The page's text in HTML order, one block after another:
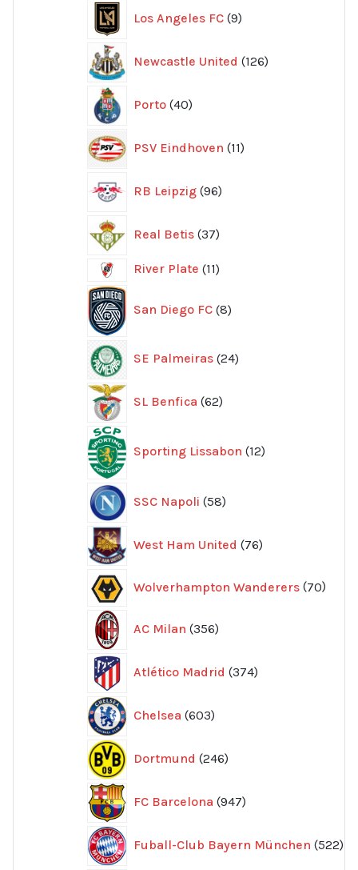
Los Angeles FC 9
produkter
Newcastle United 126
produkter
Porto 40
produkter
PSV Eindhoven 11
produkter
RB Leipzig 96
produkter
Real Betis 37
produkter
River Plate 1111
San Diego FC 8produkter
SE Palmeiras 24
produkter
SL Benfica 62
produkter
Sporting Lissabon 12produkter
SSC Napoli 58
produkter
West Ham United 76
produkter
Wolverhampton Wanderers 70
AC Milan 356
produkter
Atlético Madrid 374
produkter
Chelsea 603
produkter
Dortmund 246
produkter
FC Barcelona 947
produkter
Fuball-Club Bayern München 522